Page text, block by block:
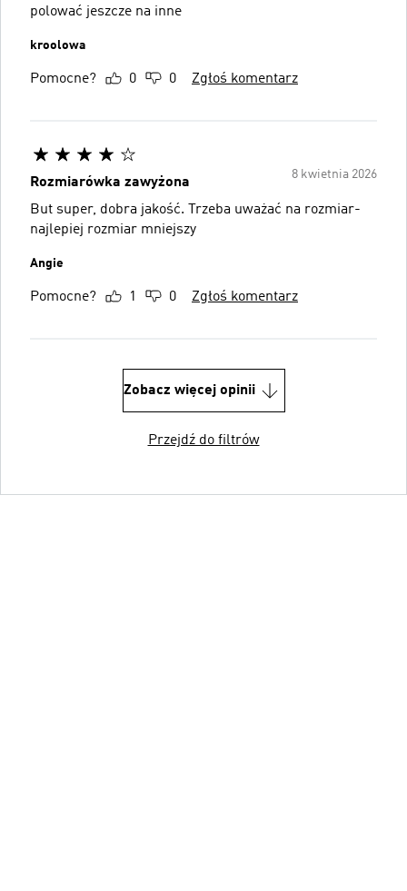
polować jeszcze na inne
kroolowa
Pomocne? 0 0 Zgłoś komentarz
8 kwietnia 2026
Rozmiarówka zawyżona
But super, dobra jakość. Trzeba uważać na rozmiar-
najlepiej rozmiar mniejszy
Angie
Pomocne? 1 0 Zgłoś komentarz
Zobacz więcej opinii
Przejdź do filtrów